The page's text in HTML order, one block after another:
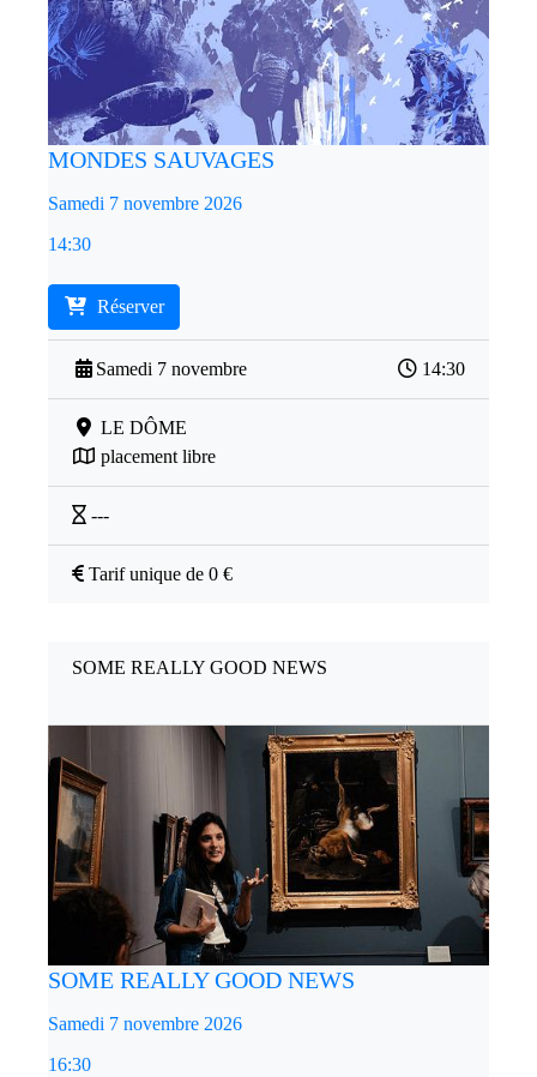
MONDES SAUVAGES
Samedi 7 novembre 2026
14:30
Réserver
Samedi 7 novembre 14:30
LE DÔME
placement libre
---
Tarif unique de 0 €
SOME REALLY GOOD NEWS
SOME REALLY GOOD NEWS
Samedi 7 novembre 2026
16:30